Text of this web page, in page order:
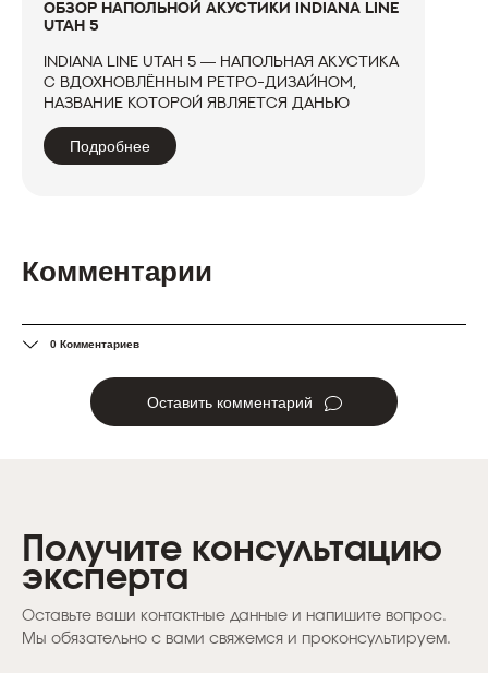
ОБЗОР НАПОЛЬНОЙ АКУСТИКИ INDIANA LINE
UTAH 5
Indiana Line Utah 5 — напольная акустика
с вдохновлённым ретро-дизайном,
название которой является данью
уважения первым колонкам Indiana Line,
дебютировавшим в 1970-х годах. Модель
сочетает узнаваемую эстетику
Подробнее
Комментарии
0 Комментариев
Оставить комментарий
Получите консультацию
эксперта
Оставьте ваши контактные данные и напишите вопрос.
Мы обязательно с вами свяжемся и проконсультируем.